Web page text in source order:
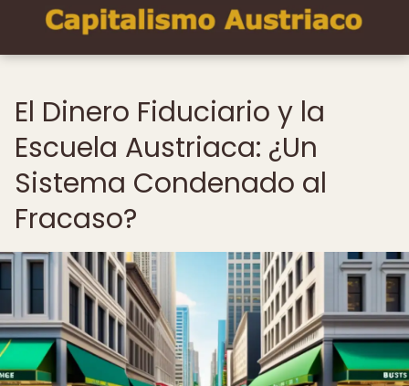
El Dinero Fiduciario y la
Escuela Austriaca: ¿Un
Sistema Condenado al
Fracaso?